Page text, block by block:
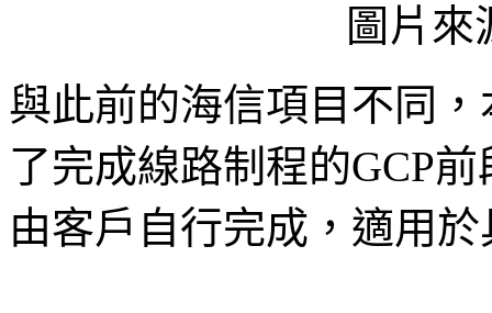
圖片來
與此前的海信項目不同
了完成線路制程的GCP
由客戶自行完成，適用